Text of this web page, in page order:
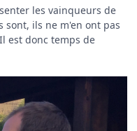
les vainqueurs de
ils ne m'en ont pas
est donc temps de